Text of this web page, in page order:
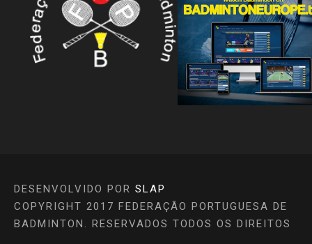
DESENVOLVIDO POR SLAP
COPYRIGHT 2017 FEDERAÇÃO PORTUGUESA DE
BADMINTON. RESERVADOS TODOS OS DIREITOS